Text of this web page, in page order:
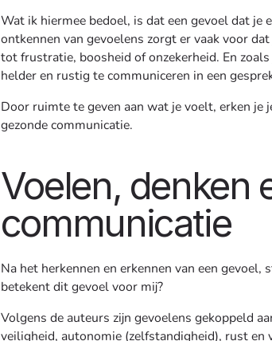
Wat ik hiermee bedoel, is dat een gevoel dat je
ontkennen van gevoelens zorgt er vaak voor
tot frustratie, boosheid of onzekerheid. En
helder en rustig te communiceren in een
Door ruimte te geven aan wat je voelt, erken je
gezonde communicatie.
Voelen, denken
communicatie
Na het herkennen en erkennen van een
betekent dit gevoel voor mij?
Volgens de auteurs zijn gevoelens gekoppeld
veiligheid, autonomie (zelfstandigheid), rust